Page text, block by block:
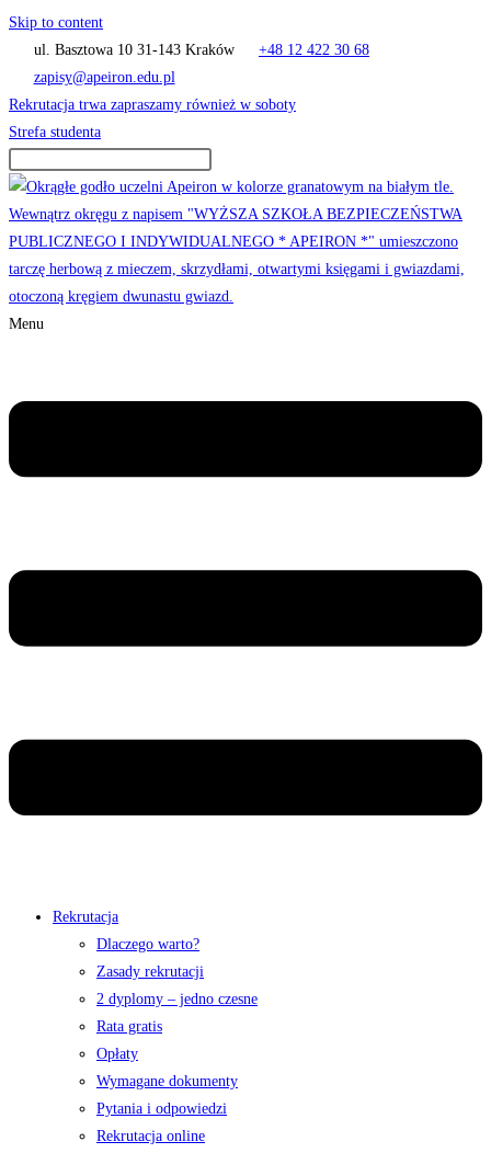
Skip to content
ul. Basztowa 10 31-143 Kraków
+48 12 422 30 68
zapisy@apeiron.edu.pl
Rekrutacja trwa zapraszamy również w soboty
Strefa studenta
Menu
Rekrutacja
Dlaczego warto?
Zasady rekrutacji
2 dyplomy – jedno czesne
Rata gratis
Opłaty
Wymagane dokumenty
Pytania i odpowiedzi
Rekrutacja online